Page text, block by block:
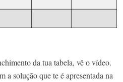
da tua tabela, vê o vídeo.
a solução que te é apresentada na